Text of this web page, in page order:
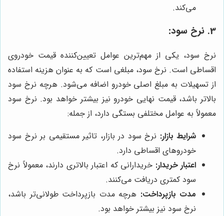
می‌کند.
3. نرخ سود:
نرخ سود، یکی از مهم‌ترین عوامل تعیین‌کننده قیمت خودروی
اقساطی است. نرخ سود، مبلغی است که به عنوان هزینه استفاده
از تسهیلات به مبلغ اصلی خودرو اضافه می‌شود. هرچه نرخ سود
بالاتر باشد، قیمت نهایی خودرو نیز بیشتر خواهد بود. نرخ سود
معمولاً به عوامل مختلفی بستگی دارد، از جمله:
شرایط بازار: نرخ سود در بازار، تاثیر مستقیمی بر نرخ سود
خودروهای اقساطی دارد.
اعتبار خریدار: خریدارانی که اعتبار بالاتری دارند، معمولاً نرخ
سود کمتری دریافت می‌کنند.
مدت بازپرداخت: هرچه مدت بازپرداخت طولانی‌تر باشد،
نرخ سود نیز بیشتر خواهد بود.